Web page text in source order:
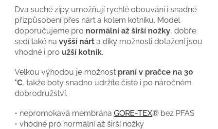
Dva suché zipy umožňují rychlé obouvání i snadné
přizpůsobení přes nárt a kolem kotníku. Model
doporučujeme pro normální až širší nožky, dobře
sedí také na vyšší nárt a díky možnosti dotažení jsou
vhodné i pro užší kotník.
Velkou výhodou je možnost praní v pračce na 30
°C, takže boty snadno udržíte čisté i po náročném
dobrodružství.
• nepromokavá membrána GORE-TEX® bez PFAS
• vhodné pro normální až širší nožky